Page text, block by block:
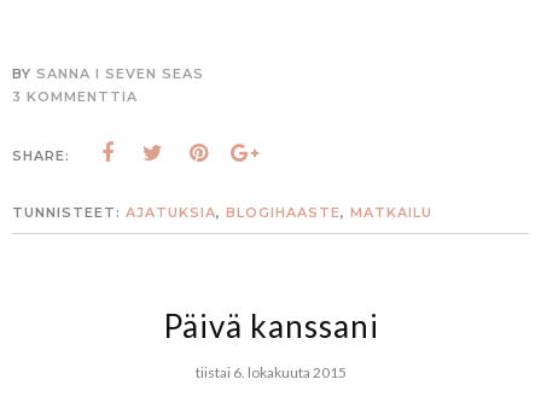
BY SANNA I SEVEN SEAS
3 KOMMENTTIA
SHARE:
TUNNISTEET: AJATUKSIA, BLOGIHAASTE, MATKAILU
Päivä kanssani
tiistai 6. lokakuuta 2015